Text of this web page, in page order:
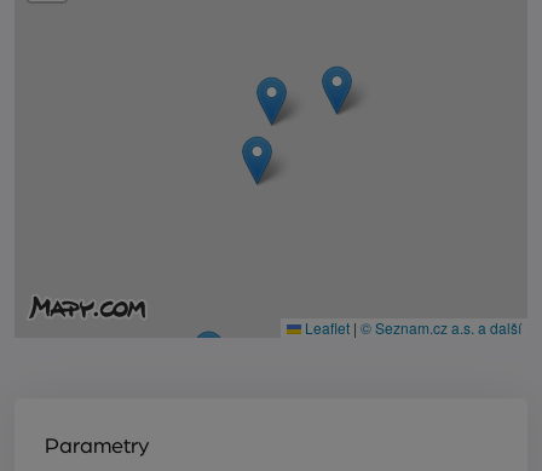
Leaflet | © Seznam.cz a.s. a další
Parametry